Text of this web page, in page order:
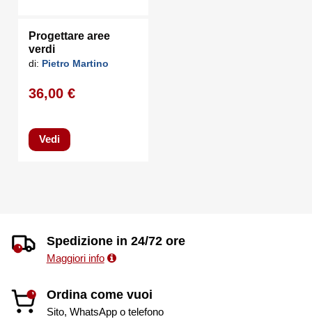
Progettare aree
verdi
di: Pietro Martino
36,00 €
Vedi
Spedizione in 24/72 ore
Maggiori info
Ordina come vuoi
Sito, WhatsApp o telefono